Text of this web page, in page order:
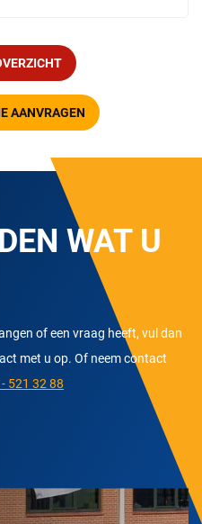
AANVRAGEN
WAT U
of een vraag heeft, vul dan
met u op. Of neem contact
521 32 88